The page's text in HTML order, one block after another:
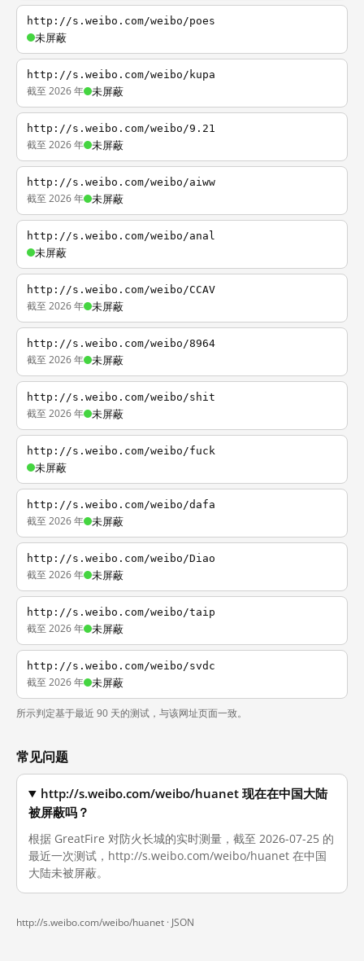
http://s.weibo.com/weibo/poes
未屏蔽
http://s.weibo.com/weibo/kupa
截至 2026 年 未屏蔽
http://s.weibo.com/weibo/9.21
截至 2026 年 未屏蔽
http://s.weibo.com/weibo/aiww
截至 2026 年 未屏蔽
http://s.weibo.com/weibo/anal
未屏蔽
http://s.weibo.com/weibo/CCAV
截至 2026 年 未屏蔽
http://s.weibo.com/weibo/8964
截至 2026 年 未屏蔽
http://s.weibo.com/weibo/shit
截至 2026 年 未屏蔽
http://s.weibo.com/weibo/fuck
未屏蔽
http://s.weibo.com/weibo/dafa
截至 2026 年 未屏蔽
http://s.weibo.com/weibo/Diao
截至 2026 年 未屏蔽
http://s.weibo.com/weibo/taip
截至 2026 年 未屏蔽
http://s.weibo.com/weibo/svdc
截至 2026 年 未屏蔽
所示判定基于最近 90 天的测试，与该网址页面一致。
常见问题
http://s.weibo.com/weibo/huanet 现在在中国大陆
被屏蔽吗？
根据 GreatFire 对防火长城的实时测量，截至 2026-07-25 的
最近一次测试，http://s.weibo.com/weibo/huanet 在中国
大陆未被屏蔽。
http://s.weibo.com/weibo/huanet · JSON